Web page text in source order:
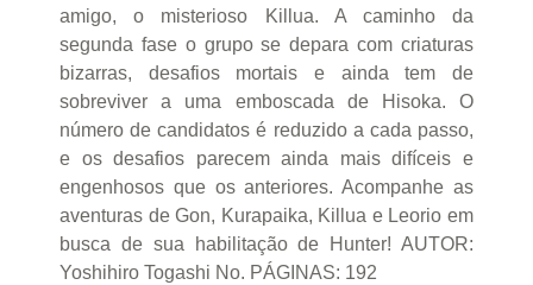
amigo, o misterioso Killua. A caminho da
segunda fase o grupo se depara com criaturas
bizarras, desafios mortais e ainda tem de
sobreviver a uma emboscada de Hisoka. O
número de candidatos é reduzido a cada passo,
e os desafios parecem ainda mais difíceis e
engenhosos que os anteriores. Acompanhe as
aventuras de Gon, Kurapaika, Killua e Leorio em
busca de sua habilitação de Hunter! AUTOR:
Yoshihiro Togashi No. PÁGINAS: 192